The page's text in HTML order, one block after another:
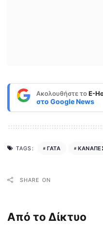
Ακολουθήστε τοE-
στο Google News
TAGS: ΓΑΤΑ
SHARE ON
Από το Δίκτυο